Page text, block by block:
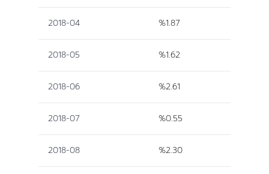
2018-04 %1.87
2018-05 %1.62
2018-06 %2.61
2018-07 %0.55
2018-08 %2.30